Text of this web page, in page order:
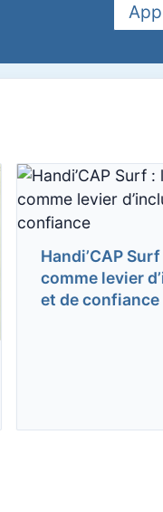
Handi’CAP
comme levier
et de confiance